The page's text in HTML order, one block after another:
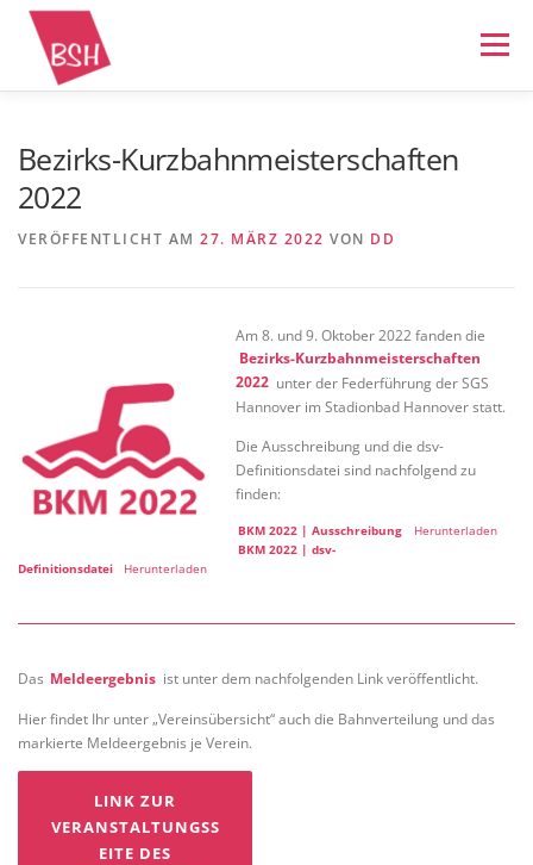
Inhalt
springen
Menü
Bezirks-Kurzbahnmeisterschaften
2022
VERÖFFENTLICHT AM 27. MÄRZ 2022 VON DD
Am 8. und 9. Oktober 2022 fanden die
Bezirks-Kurzbahnmeisterschaften
2022 unter der Federführung der SGS
Hannover im Stadionbad Hannover statt.
Die Ausschreibung und die dsv-
Definitionsdatei sind nachfolgend zu
finden:
BKM 2022 | Ausschreibung
Herunterladen
BKM 2022 | dsv-
Definitionsdatei
Herunterladen
Das Meldeergebnis ist unter dem nachfolgenden Link veröffentlicht.
Hier findet Ihr unter „Vereinsübersicht“ auch die Bahnverteilung und das
markierte Meldeergebnis je Verein.
LINK ZUR
VERANSTALTUNGSS
EITE DES